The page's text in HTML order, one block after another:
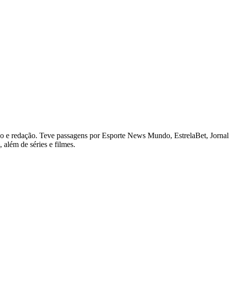
redação. Teve passagens por Esporte News Mundo, EstrelaBet, Jornal
de séries e filmes.